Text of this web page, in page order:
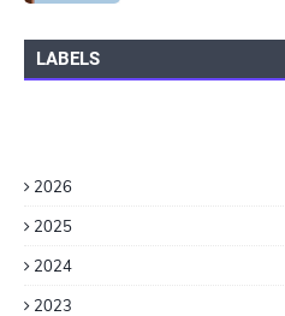
LABELS
2026
2025
2024
2023